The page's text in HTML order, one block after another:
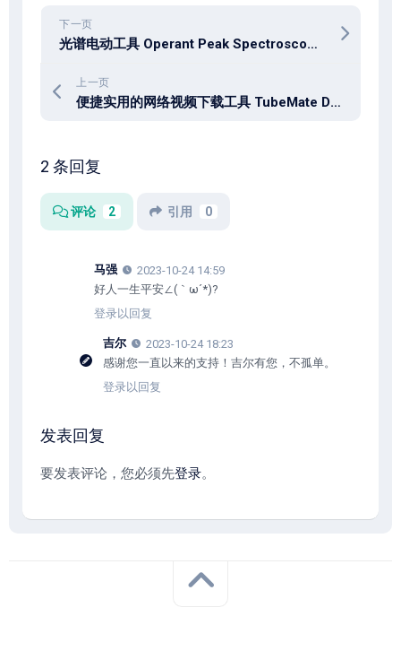
下一页
光谱电动工具 Operant Peak Spectroscopy 4.00.558
上一页
便捷实用的网络视频下载工具 TubeMate Downloader 6.4.6
2 条回复
评论 2 引用 0
马强
2023-10-24 14:59
好人一生平安∠(｀ω´*)?
登录以回复
吉尔
2023-10-24 18:23
感谢您一直以来的支持！吉尔有您，不孤单。
登录以回复
发表回复
要发表评论，您必须先登录。